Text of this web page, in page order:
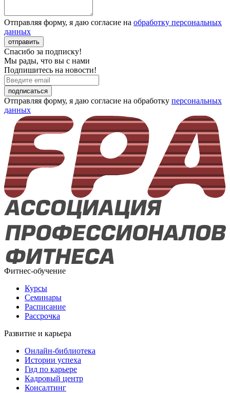
Отправляя форму, я даю согласие на обработку персональных
данных
отправить
Спасибо за подписку!
Мы рады, что вы с нами
Подпишитесь на новости!
подписаться
Отправляя форму, я даю согласие на обработку персональных
данных
Фитнес-обучение
Курсы
Семинары
Расписание
Рассрочка
Развитие и карьера
Онлайн-библиотека
Истории успеха
Гид по карьере
Кадровый центр
Консалтинг